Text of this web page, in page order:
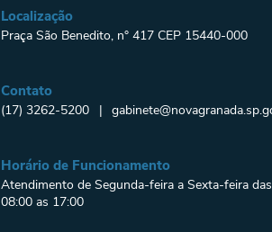
Localização
Praça São Benedito, n° 417 CEP 15440-000
Contato
(17) 3262-5200
Horário de Funcionamento
Atendimento de Segunda-feira a Sexta-feira das
08:00 as 17:00